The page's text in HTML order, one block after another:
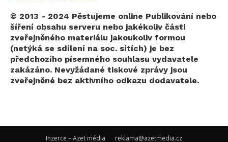
© 2013 - 2024 Pěstujeme online Publikování nebo
šíření obsahu serveru nebo jakékoliv části
zveřejněného materiálu jakoukoliv formou
(netýká se sdílení na soc. sítích) je bez
předchozího písemného souhlasu vydavatele
zakázáno. Nevyžádané tiskové zprávy jsou
zveřejněné bez aktivního odkazu dodavatele.
Inzerce – Azet média reklama@azetmedia.cz